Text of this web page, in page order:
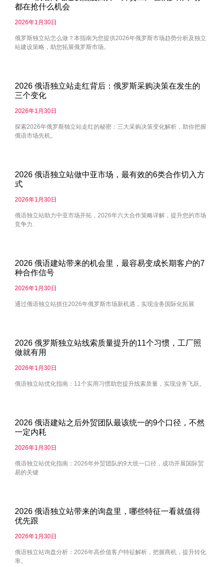
都在抢什么机会
2026年1月30日
俄罗斯独立站怎么做？本指南为您提供2026年俄罗斯市场趋势分析及独立
站建设策略，助您拓展俄罗斯市场。
2026 俄语独立站走红背后：俄罗斯采购决策在发生的
三个变化
2026年1月30日
探索2026年俄罗斯独立站走红的秘密：三大采购决策变化解析，助你把握
俄语市场先机。
2026 俄语独立站做中亚市场，最有效的6类合作切入方
式
2026年1月30日
俄语独立站助力中亚市场开拓，2026年六大合作策略详解，提升您的市场
竞争力.
2026 俄语建站带来的机会里，最容易变成长期客户的7
种合作信号
2026年1月30日
通过俄语独立站抓住2026年俄罗斯市场新机遇，实现业务国际化拓展
2026 俄罗斯独立站线索质量提升的11个习惯，工厂照
做就有用
2026年1月30日
俄语独立站优化指南：11个实用习惯助您提升线索质量，实现业务飞跃。
2026 俄语建站之后外贸团队最该统一的9个口径，不然
一定内耗
2026年1月30日
俄语独立站优化指南：2026年外贸团队的9大统一口径，成功开展国际贸
易的关键
2026 俄语独立站带来的询盘里，哪些特征一看就值得
优先跟
2026年1月30日
俄语独立站询盘分析：2026年高价值客户特征解析，把握商机，提升转化
率。